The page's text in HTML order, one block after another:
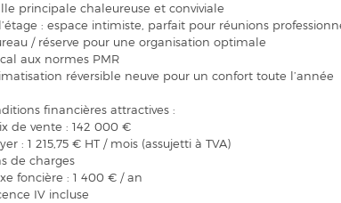
principale chaleureuse et conviviale
: espace intimiste, parfait pour réunions
/ réserve pour une organisation optimale
aux normes PMR
réversible neuve pour un confort toute l’année
financières attractives :
de vente : 142 000 €
: 1 215,75 € HT / mois (assujetti à TVA)
de charges
foncière : 1 400 € / an
IV incluse